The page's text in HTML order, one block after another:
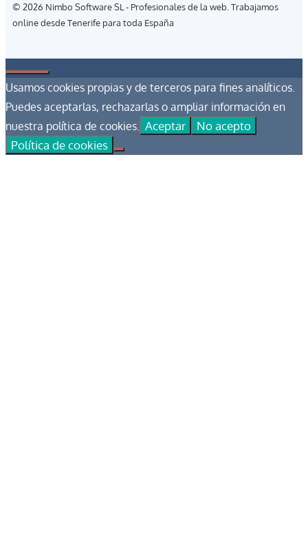
© 2026 Nimbo Software SL - Profesionales de la web. Trabajamos
online desde Tenerife para toda España
Cerrar
Usamos cookies propias y de terceros para fines analíticos.
Puedes aceptarlas, rechazarlas o ampliar información en
nuestra política de cookies. Aceptar
No acepto
Política de cookies